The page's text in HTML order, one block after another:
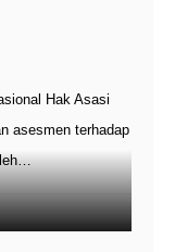
Hak Asasi
asesmen terhadap